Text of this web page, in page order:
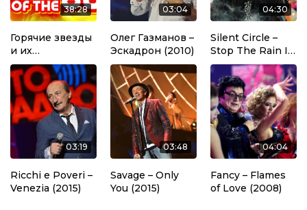
38:28
Горячие звезды
и их
нестареющие
хиты!
03:04
Олег Газманов –
Эскадрон (2010)
04:30
Silent Circle –
Stop The Rain In
The Night (2012)
03:19
Ricchi e Poveri –
Venezia (2015)
03:48
Savage – Only
You (2015)
04:04
Fancy – Flames
of Love (2008)